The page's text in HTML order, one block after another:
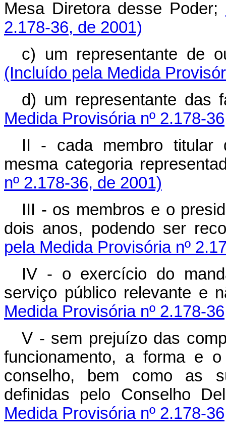
Mesa Diretora desse Poder;
2.178-36, de 2001)
c) um representante de
(Incluído pela Medida
d) um representante das
Medida Provisória nº 2.178-
II - cada membro titular
mesma categoria
nº 2.178-36, de 2001)
III - os membros e o
dois anos, podendo ser
pela Medida Provisória nº
IV - o exercício do
serviço público relevante e
Medida Provisória nº 2.178-
V - sem prejuízo das
funcionamento, a forma e
conselho, bem como as
definidas pelo Conselho
Medida Provisória nº 2.178-